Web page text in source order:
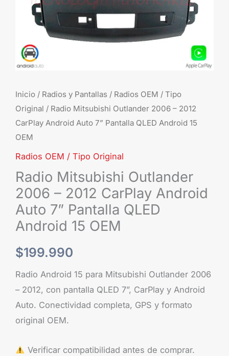
Inicio / Radios y Pantallas / Radios OEM / Tipo
Original / Radio Mitsubishi Outlander 2006 – 2012
CarPlay Android Auto 7” Pantalla QLED Android 15
OEM
Radios OEM / Tipo Original
Radio Mitsubishi Outlander
2006 – 2012 CarPlay Android
Auto 7” Pantalla QLED
Android 15 OEM
$199.990
Radio Android 15 para Mitsubishi Outlander 2006
– 2012, con pantalla QLED 7”, CarPlay y Android
Auto. Conectividad completa, GPS y formato
original OEM.
Verificar compatibilidad antes de comprar.